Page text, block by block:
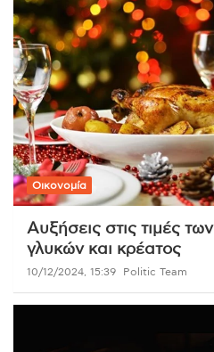
Οικονομία
Αυξήσεις στις τιμές
γλυκών και κρέατος
10/12/2024, 15:39 Politic Team